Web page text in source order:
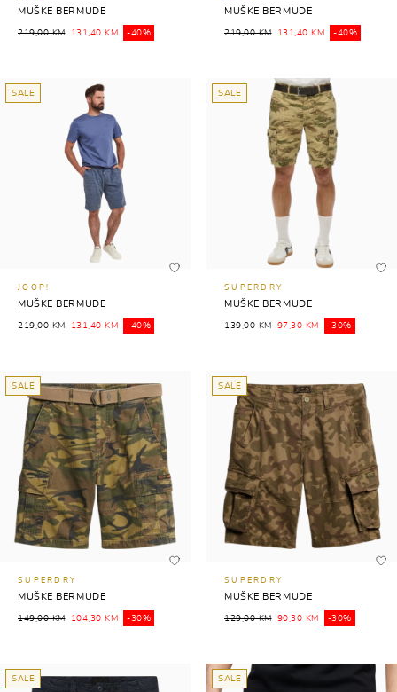
MUŠKE BERMUDE
219,00 KM 131,40 KM -40%
MUŠKE BERMUDE
219,00 KM 131,40 KM -40%
SALE
JOOP!
MUŠKE BERMUDE
219,00 KM 131,40 KM -40%
SALE
SUPERDRY
MUŠKE BERMUDE
139,00 KM 97,30 KM -30%
SALE
SUPERDRY
MUŠKE BERMUDE
149,00 KM 104,30 KM -30%
SALE
SUPERDRY
MUŠKE BERMUDE
129,00 KM 90,30 KM -30%
SALE SALE